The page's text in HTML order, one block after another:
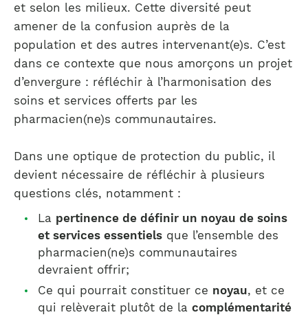
et selon les milieux. Cette diversité peut
amener de la confusion auprès de la
population et des autres intervenant(e)s. C’est
dans ce contexte que nous amorçons un projet
d’envergure : réfléchir à l’harmonisation des
soins et services offerts par les
pharmacien(ne)s communautaires.
Dans une optique de protection du public, il
devient nécessaire de réfléchir à plusieurs
questions clés, notamment :
La pertinence de définir un noyau de soins
et services essentiels que l’ensemble des
pharmacien(ne)s communautaires
devraient offrir;
Ce qui pourrait constituer ce noyau, et ce
qui relèverait plutôt de la complémentarité